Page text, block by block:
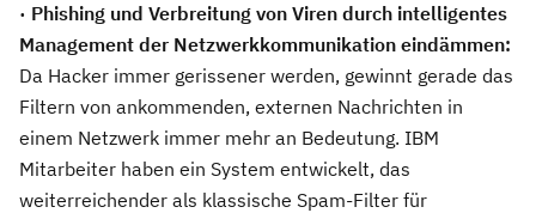
· Phishing und Verbreitung von Viren durch intelligentes
Management der Netzwerkkommunikation eindämmen:
Da Hacker immer gerissener werden, gewinnt gerade das
Filtern von ankommenden, externen Nachrichten in
einem Netzwerk immer mehr an Bedeutung. IBM
Mitarbeiter haben ein System entwickelt, das
weiterreichender als klassische Spam-Filter für